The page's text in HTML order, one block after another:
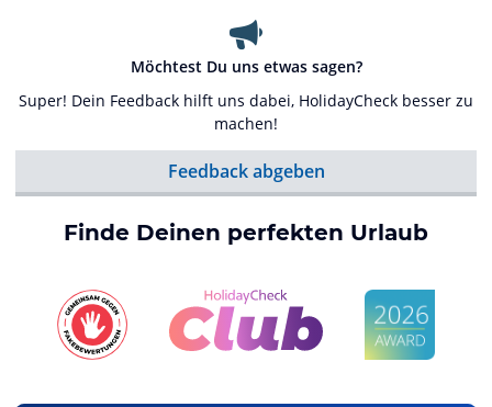
Möchtest Du uns etwas sagen?
Super! Dein Feedback hilft uns dabei, HolidayCheck besser zu
machen!
Feedback abgeben
Finde Deinen perfekten Urlaub